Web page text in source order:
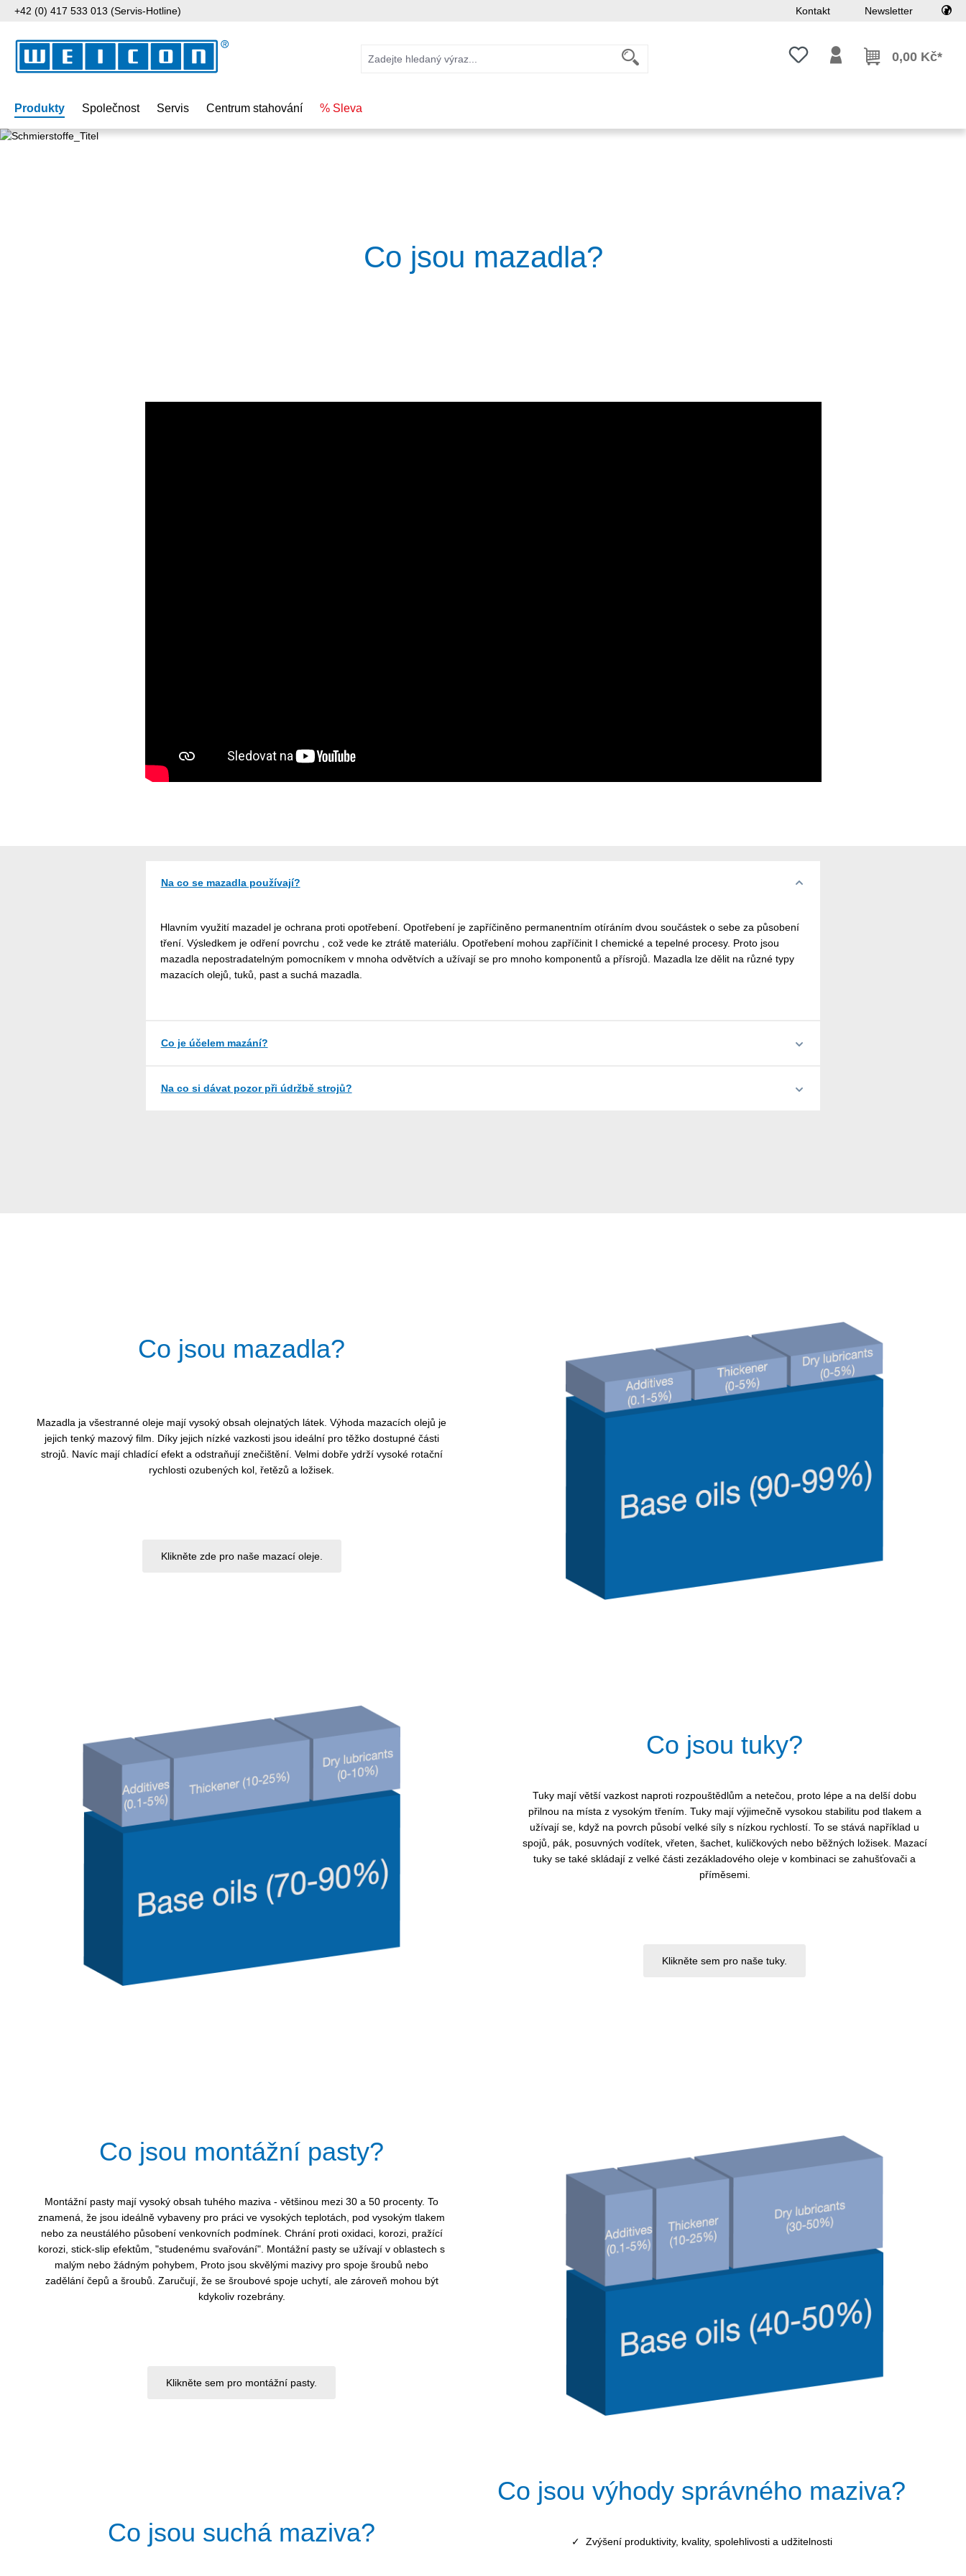
na hlavní obsah
Přeskočit na vyhledávání
Přeskočit na hlavní navigaci
+42 (0) 417 533 013 (Servis-Hotline) Kontakt Newsletter
Máte 0 položky v seznamu přání
0,00 Kč*
Produkty Společnost Servis Centrum stahování % Sleva
Co jsou mazadla?
Na co se mazadla používají?
Hlavním využití mazadel je ochrana proti opotřebení. Opotřebení je zapříčiněno permanentním otíráním dvou součástek o sebe za působení
tření. Výsledkem je odření povrchu , což vede ke ztrátě materiálu. Opotřebení mohou zapříčinit I chemické a tepelné procesy. Proto jsou
mazadla nepostradatelným pomocníkem v mnoha odvětvích a užívají se pro mnoho komponentů a přísrojů. Mazadla lze dělit na různé typy
mazacích olejů, tuků, past a suchá mazadla.
Co je účelem mazání?
Na co si dávat pozor při údržbě strojů?
Co jsou mazadla?
Mazadla ja všestranné oleje mají vysoký obsah olejnatých látek. Výhoda mazacích olejů je
jejich tenký mazový film. Díky jejich nízké vazkosti jsou ideální pro těžko dostupné části
strojů. Navíc mají chladící efekt a odstraňují znečištění. Velmi dobře ydrží vysoké rotační
rychlosti ozubených kol, řetězů a ložisek.
Klikněte zde pro naše mazací oleje.
Co jsou tuky?
Tuky mají větší vazkost naproti rozpouštědlům a netečou, proto lépe a na delší dobu
přilnou na místa z vysokým třením. Tuky mají výjimečně vysokou stabilitu pod tlakem a
užívají se, když na povrch působí velké síly s nízkou rychlostí. To se stává například u
spojů, pák, posuvných vodítek, vřeten, šachet, kuličkových nebo běžných ložisek. Mazací
tuky se také skládají z velké části zezákladového oleje v kombinaci se zahušťovači a
příměsemi.
Klikněte sem pro naše tuky.
Co jsou montážní pasty?
Montážní pasty mají vysoký obsah tuhého maziva - většinou mezi 30 a 50 procenty. To
znamená, že jsou ideálně vybaveny pro práci ve vysokých teplotách, pod vysokým tlakem
nebo za neustálého působení venkovních podmínek. Chrání proti oxidaci, korozi, pražící
korozi, stick-slip efektům, "studenému svařování". Montážní pasty se užívají v oblastech s
malým nebo žádným pohybem, Proto jsou skvělými mazivy pro spoje šroubů nebo
zadělání čepů a šroubů. Zaručují, že se šroubové spoje uchytí, ale zároveň mohou být
kdykoliv rozebrány.
Klikněte sem pro montážní pasty.
Co jsou suchá maziva?
Co jsou výhody správného maziva?
✓ Zvýšení produktivity, kvality, spolehlivosti a udžitelnosti